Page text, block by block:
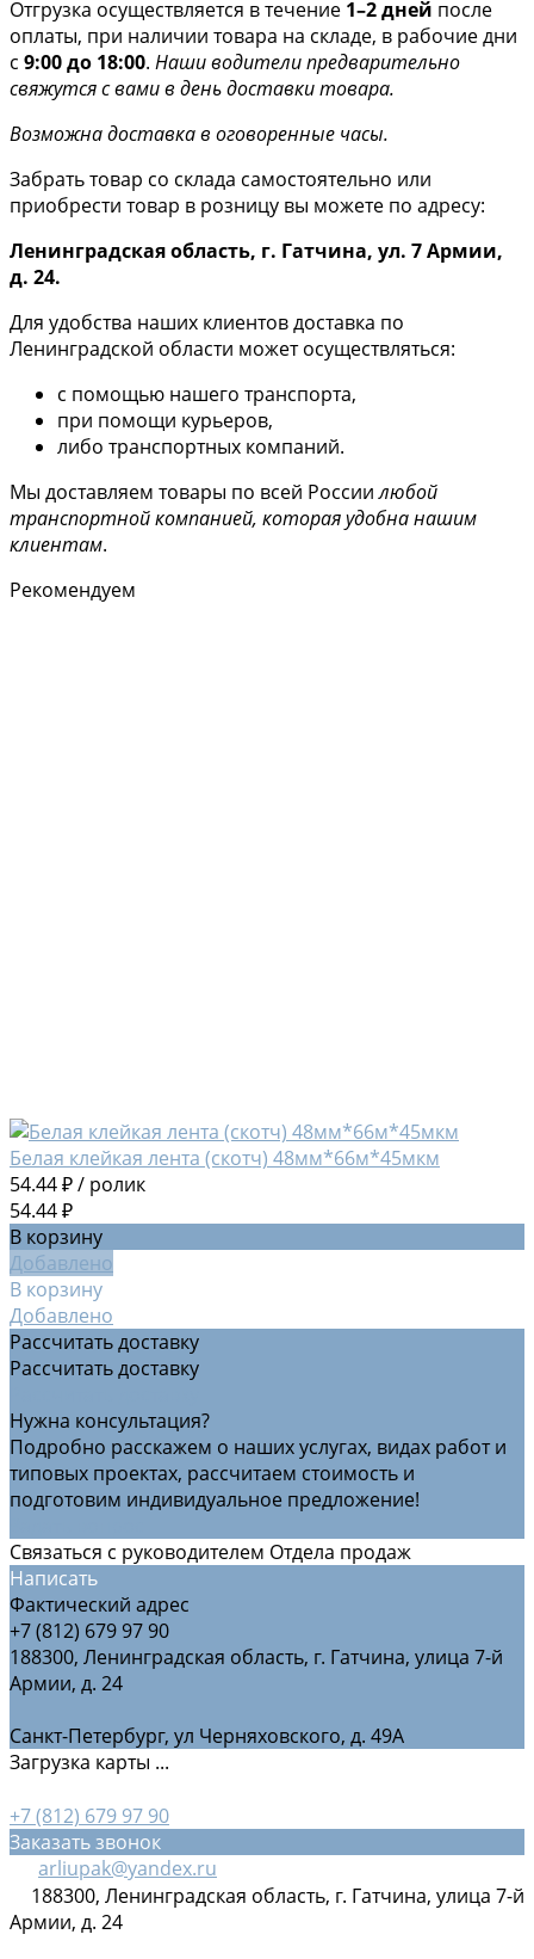
Отгрузка осуществляется в течение 1–2 дней после
оплаты, при наличии товара на складе, в рабочие дни
с 9:00 до 18:00. Наши водители предварительно
свяжутся с вами в день доставки товара.
Возможна доставка в оговоренные часы.
Забрать товар со склада самостоятельно или
приобрести товар в розницу вы можете по адресу:
Ленинградская область, г. Гатчина, ул. 7 Армии,
д. 24.
Для удобства наших клиентов доставка по
Ленинградской области может осуществляться:
с помощью нашего транспорта,
при помощи курьеров,
либо транспортных компаний.
Мы доставляем товары по всей Россиилюбой
транспортной компанией, которая удобна нашим
клиентам.
Рекомендуем
Белая клейкая лента (скотч) 48мм*66м*45мкм
54.44 ₽/ ролик
54.44 ₽
В корзину
Добавлено
В корзину
Добавлено
Рассчитать доставку
Рассчитать доставку
Нужна консультация?
Подробно расскажем о наших услугах, видах работ и
типовых проектах, рассчитаем стоимость и
подготовим индивидуальное предложение!
Связаться с руководителем Отдела продаж
Написать
Фактический адрес
+7 (812) 679 97 90
188300, Ленинградская область, г. Гатчина, улица 7-й
Армии, д. 24
Санкт-Петербург, ул Черняховского, д. 49А
Загрузка карты ...
+7 (812) 679 97 90
Заказать звонок
arliupak@yandex.ru
188300, Ленинградская область, г. Гатчина, улица 7-й
Армии, д. 24